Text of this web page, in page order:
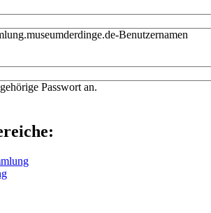
Benutzernamen
Passwort an.